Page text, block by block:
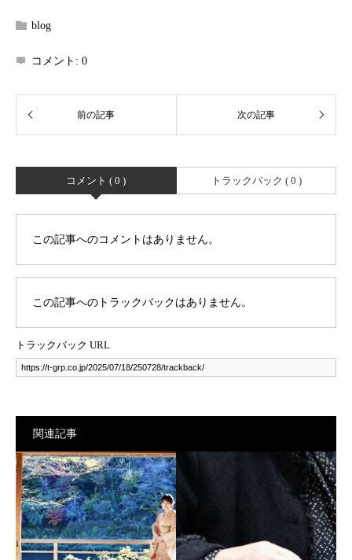
blog
コメント: 0
コメント ( 0 ) トラックバック ( 0 )
この記事へのコメントはありません。
この記事へのトラックバックはありません。
トラックバック URL
関連記事